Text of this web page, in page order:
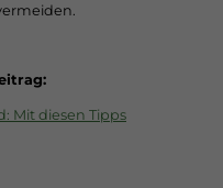
Mit diesen Tipps